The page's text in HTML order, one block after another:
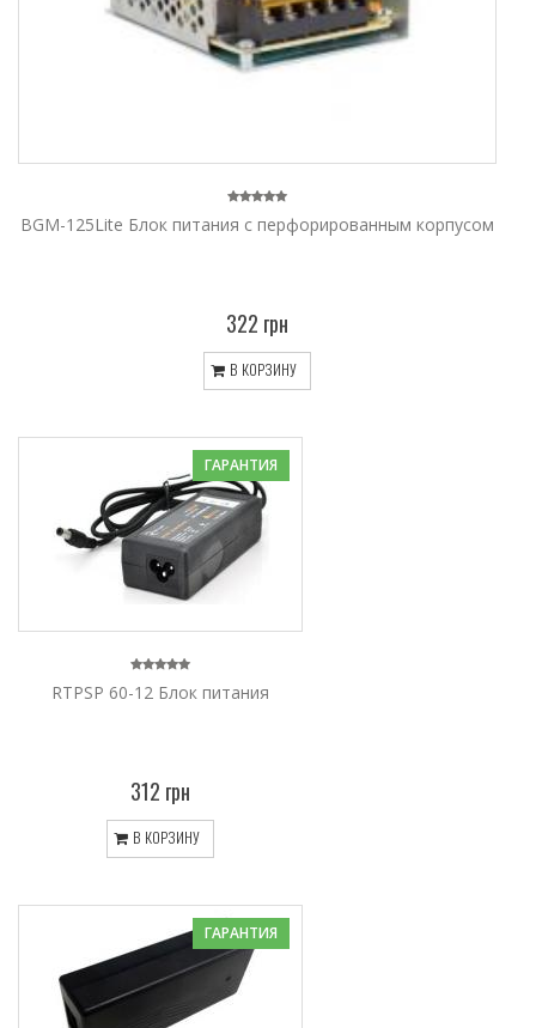
BGM-125Lite Блок питания с перфорированным корпусом
322 грн
В КОРЗИНУ
ГАРАНТИЯ
RTPSP 60-12 Блок питания
312 грн
В КОРЗИНУ
ГАРАНТИЯ